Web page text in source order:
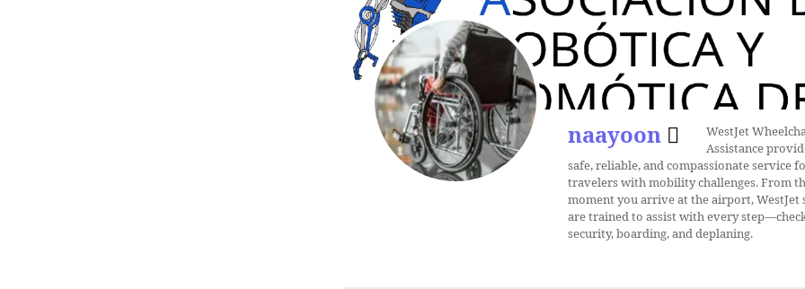
naayoon
WestJet
Assistance
safe, reliable, and compassionate service
travelers with mobility challenges. From
moment you arrive at the airport, WestJet
are trained to assist with every
security, boarding, and deplaning.